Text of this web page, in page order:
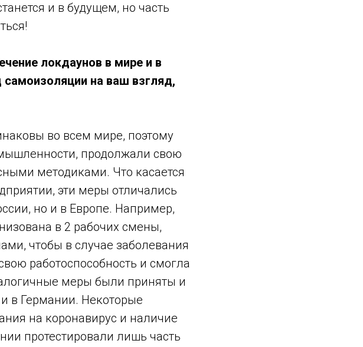
и в будущем, но часть
локдаунов в мире и в
самоизоляции на ваш взгляд,
во всем мире, поэтому
продолжали свою
методиками. Что касается
эти меры отличались
но и в Европе. Например,
в 2 рабочих смены,
чтобы в случае заболевания
работоспособность и смогла
меры были приняты и
в Германии. Некоторые
на коронавирус и наличие
протестировали лишь часть